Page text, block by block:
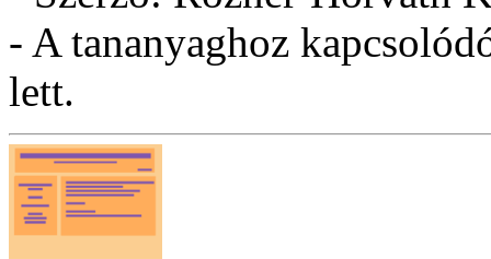
- A tananyaghoz
lett.